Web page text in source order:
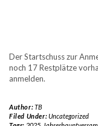
Der Startschuss zur
noch 17 Restplätze
anmelden.
Author:TB
Filed Under:Uncategorized